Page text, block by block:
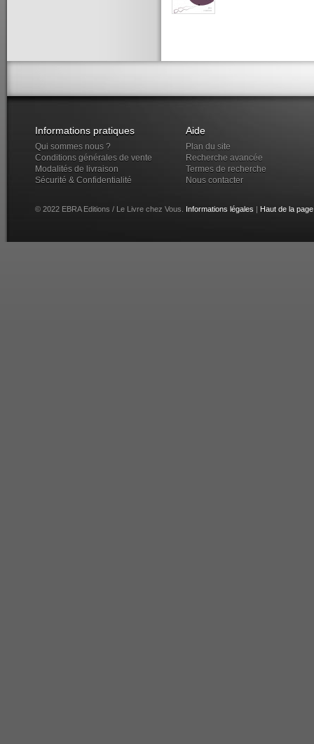
Informations pratiques
Qui sommes nous ?
Conditions générales de vente
Modalités de livraison
Sécurité & Confidentialité
Aide
Plan du site
Recherche avancée
Termes de recherche
Nous contacter
© 2022 EBRA Editions / Le Livre chez Vous. Informations légales Haut de la page